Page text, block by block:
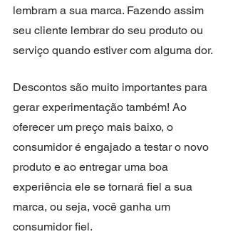
lembram a sua marca. Fazendo assim
seu cliente lembrar do seu produto ou
serviço quando estiver com alguma dor.
Descontos são muito importantes para
gerar experimentação também! Ao
oferecer um preço mais baixo, o
consumidor é engajado a testar o novo
produto e ao entregar uma boa
experiência ele se tornará fiel a sua
marca, ou seja, você ganha um
consumidor fiel.